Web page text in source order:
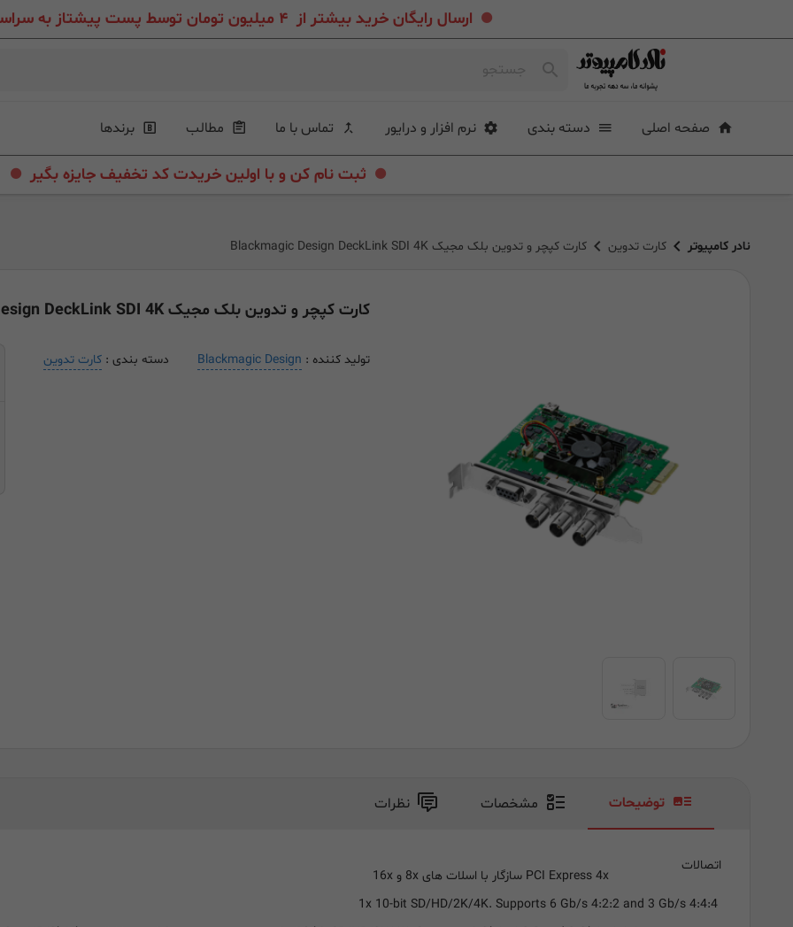
ارسال رایگان خرید بیشتر از ۴ میلیون تومان توسط پست پیشتاز به سراسر ایران عزیز
صفحه اصلی دسته بندی نرم افزار و درایور تماس با ما مطالب برندها . ثبت نام کن و با اولین خریدت کد تخفیف جایزه بگیر .
نادر کامپیوتر کارت تدوین کارت کپچر و تدوین بلک مجیک Blackmagic Design DeckLink SDI 4K
کارت کپچر و تدوین بلک مجیک Blackmagic Design DeckLink SDI 4K
تولید کننده : Blackmagic Design دسته بندی : کارت تدوین
توضیحات مشخصات نظرات
اتصالات